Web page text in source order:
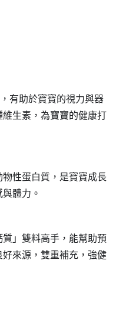
有助於寶寶的視力與器
生素，為寶寶的健康打
性蛋白質，是寶寶成長
體力。
」雙料高手，能幫助預
來源，雙重補充，強健